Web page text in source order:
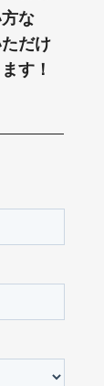
な
だけ
す！